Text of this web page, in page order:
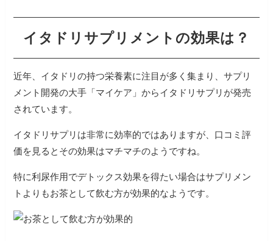
イタドリサプリメントの効果は？
近年、イタドリの持つ栄養素に注目が多く集まり、サプリ
メント開発の大手「マイケア」からイタドリサプリが発売
されています。
イタドリサプリは非常に効率的ではありますが、口コミ評
価を見るとその効果はマチマチのようですね。
特に利尿作用でデトックス効果を得たい場合はサプリメン
トよりもお茶として飲む方が効果的なようです。